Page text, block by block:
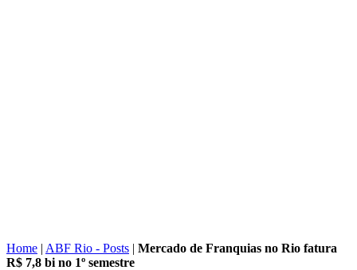
Home | ABF Rio - Posts | Mercado de Franquias no Rio fatura
R$ 7,8 bi no 1º semestre